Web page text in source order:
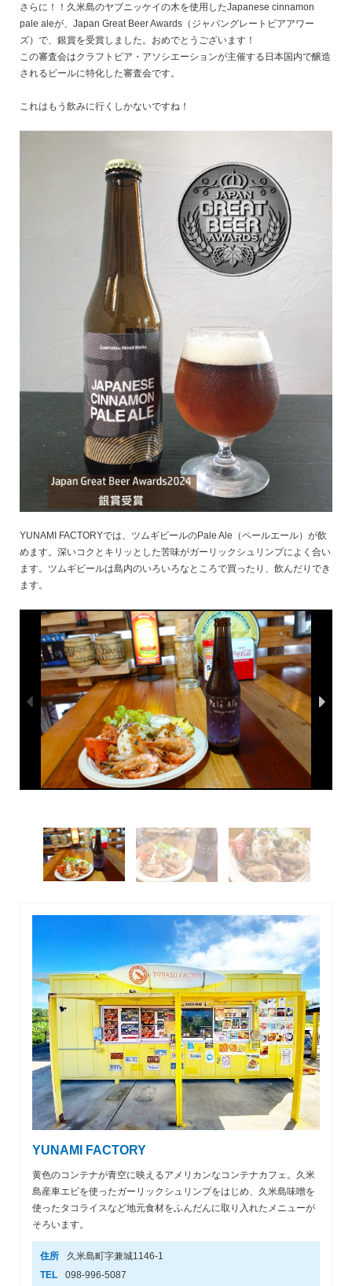
さらに！！久米島のヤブニッケイの木を使用したJapanese cinnamon
pale aleが、Japan Great Beer Awards（ジャパングレートビアアワー
ズ）で、銀賞を受賞しました。おめでとうございます！
この審査会はクラフトビア・アソシエーションが主催する日本国内で醸造
されるビールに特化した審査会です。
これはもう飲みに行くしかないですね！
YUNAMI FACTORYでは、ツムギビールのPale Ale（ペールエール）が飲
めます。深いコクとキリッとした苦味がガーリックシュリンプによく合い
ます。ツムギビールは島内のいろいろなところで買ったり、飲んだりでき
ます。
YUNAMI FACTORY
黄色のコンテナが青空に映えるアメリカンなコンテナカフェ。久米
島産車エビを使ったガーリックシュリンプをはじめ、久米島味噌を
使ったタコライスなど地元食材をふんだんに取り入れたメニューが
そろいます。
住所
久米島町字兼城1146-1
TEL
098-996-5087